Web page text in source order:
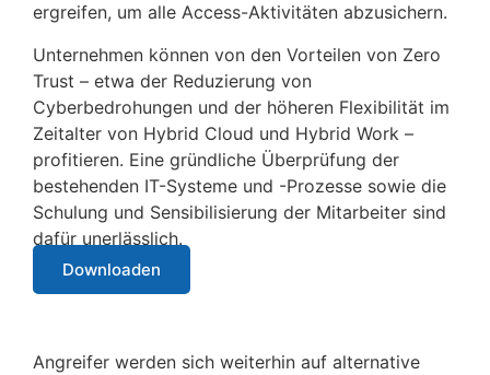
ergreifen, um alle Access-Aktivitäten abzusichern.
Unternehmen können von den Vorteilen von Zero
Trust – etwa der Reduzierung von
Cyberbedrohungen und der höheren Flexibilität im
Zeitalter von Hybrid Cloud und Hybrid Work –
profitieren. Eine gründliche Überprüfung der
bestehenden IT-Systeme und -Prozesse sowie die
Schulung und Sensibilisierung der Mitarbeiter sind
dafür unerlässlich.
Downloaden
Angreifer werden sich weiterhin auf alternative